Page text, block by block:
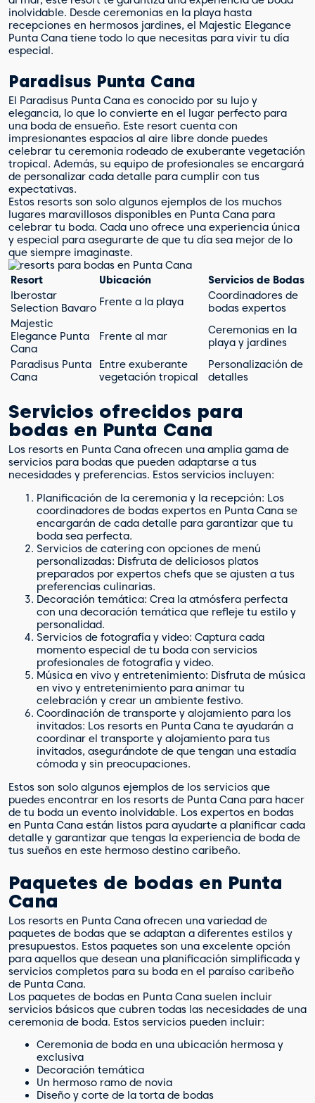
inolvidable. Desde ceremonias en la playa hasta
recepciones en hermosos jardines, el Majestic Elegance
Punta Cana tiene todo lo que necesitas para vivir tu día
especial.
Paradisus Punta Cana
El Paradisus Punta Cana es conocido por su lujo y
elegancia, lo que lo convierte en el lugar perfecto para
una boda de ensueño. Este resort cuenta con
impresionantes espacios al aire libre donde puedes
celebrar tu ceremonia rodeado de exuberante vegetación
tropical. Además, su equipo de profesionales se encargará
de personalizar cada detalle para cumplir con tus
expectativas.
Estos resorts son solo algunos ejemplos de los muchos
lugares maravillosos disponibles en Punta Cana para
celebrar tu boda. Cada uno ofrece una experiencia única
y especial para asegurarte de que tu día sea mejor de lo
que siempre imaginaste.
Resort Ubicación
Servicios de Bodas
Iberostar
Selection Bavaro Frente a la playa
Coordinadores de
bodas expertos
Majestic
Elegance Punta
Cana
Frente al mar
Ceremonias en la
playa y jardines
Paradisus Punta
Cana
Entre exuberante
vegetación tropical
Personalización de
detalles
Servicios ofrecidos para
bodas en Punta Cana
Los resorts en Punta Cana ofrecen una amplia gama de
servicios para bodas que pueden adaptarse a tus
necesidades y preferencias. Estos servicios incluyen:
Planificación de la ceremonia y la recepción: Los
coordinadores de bodas expertos en Punta Cana se
encargarán de cada detalle para garantizar que tu
boda sea perfecta.
Servicios de catering con opciones de menú
personalizadas: Disfruta de deliciosos platos
preparados por expertos chefs que se ajusten a tus
preferencias culinarias.
Decoración temática: Crea la atmósfera perfecta
con una decoración temática que refleje tu estilo y
personalidad.
Servicios de fotografía y video: Captura cada
momento especial de tu boda con servicios
profesionales de fotografía y video.
Música en vivo y entretenimiento: Disfruta de música
en vivo y entretenimiento para animar tu
celebración y crear un ambiente festivo.
Coordinación de transporte y alojamiento para los
invitados: Los resorts en Punta Cana te ayudarán a
coordinar el transporte y alojamiento para tus
invitados, asegurándote de que tengan una estadía
cómoda y sin preocupaciones.
Estos son solo algunos ejemplos de los servicios que
puedes encontrar en los resorts de Punta Cana para hacer
de tu boda un evento inolvidable. Los expertos en bodas
en Punta Cana están listos para ayudarte a planificar cada
detalle y garantizar que tengas la experiencia de boda de
tus sueños en este hermoso destino caribeño.
Paquetes de bodas en Punta
Cana
Los resorts en Punta Cana ofrecen una variedad de
paquetes de bodas que se adaptan a diferentes estilos y
presupuestos. Estos paquetes son una excelente opción
para aquellos que desean una planificación simplificada y
servicios completos para su boda en el paraíso caribeño
de Punta Cana.
Los paquetes de bodas en Punta Cana suelen incluir
servicios básicos que cubren todas las necesidades de una
ceremonia de boda. Estos servicios pueden incluir:
Ceremonia de boda en una ubicación hermosa y
exclusiva
Decoración temática
Un hermoso ramo de novia
Diseño y corte de la torta de bodas